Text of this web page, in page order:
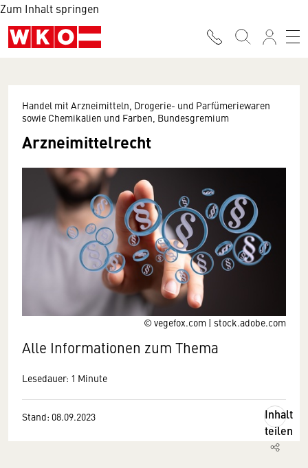
Zum Inhalt springen
© vegefox.com | stock.adobe.com
Handel mit Arzneimitteln, Drogerie- und Parfümeriewaren
sowie Chemikalien und Farben, Bundesgremium
Arzneimittelrecht
Alle Informationen zum Thema
Lesedauer: 1 Minute
Stand: 08.09.2023
Inhalt
teilen